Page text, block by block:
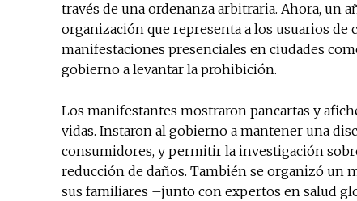
través de una ordenanza arbitraria. Ahora, un
organización que representa a los usuarios
manifestaciones presenciales en ciudades
gobierno a levantar la prohibición.
Los manifestantes mostraron pancartas y
vidas. Instaron al gobierno a mantener una
consumidores, y permitir la investigación
reducción de daños. También se organizó un
sus familiares –junto con expertos en salud